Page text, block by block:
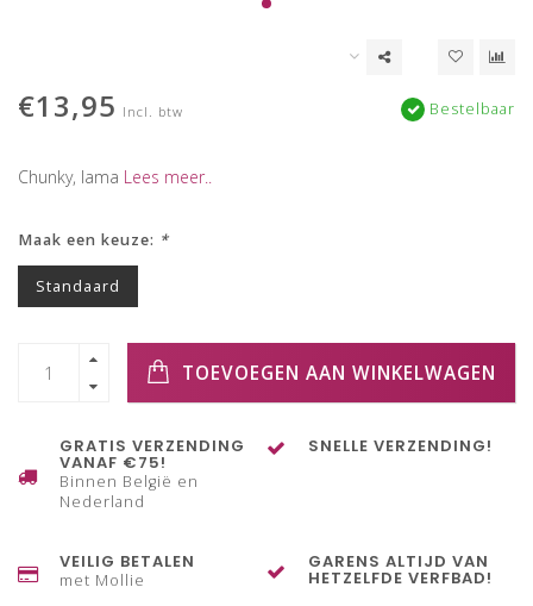
€13,95 Incl. btw Bestelbaar
Chunky, lama Lees meer..
Maak een keuze: *
Standaard
TOEVOEGEN AAN WINKELWAGEN
GRATIS VERZENDING
VANAF €75!
Binnen België en
Nederland
SNELLE VERZENDING!
VEILIG BETALEN
met Mollie
GARENS ALTIJD VAN
HETZELFDE VERFBAD!